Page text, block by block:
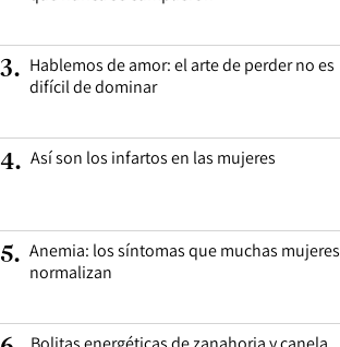
3. Hablemos de amor: el arte de perder no es
difícil de dominar
4. Así son los infartos en las mujeres
5. Anemia: los síntomas que muchas mujeres
normalizan